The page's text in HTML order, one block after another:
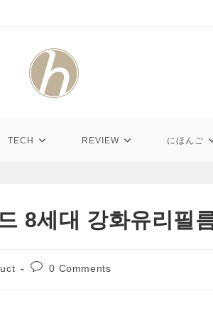
TECH REVIEW にほんご
8세대 강화유리필
Post0 Comments